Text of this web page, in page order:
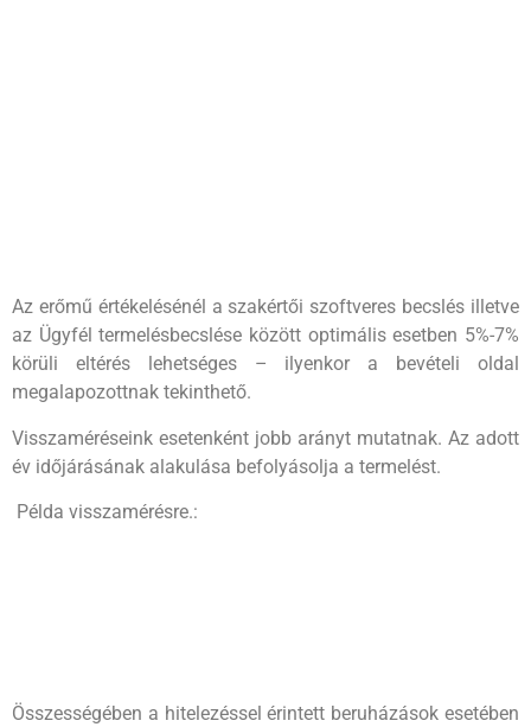
Az erőmű értékelésénél a szakértői szoftveres becslés illetve
az Ügyfél termelésbecslése között optimális esetben 5%-7%
körüli eltérés lehetséges – ilyenkor a bevételi oldal
megalapozottnak tekinthető.
Visszaméréseink esetenként jobb arányt mutatnak. Az adott
év időjárásának alakulása befolyásolja a termelést.
Példa visszamérésre.:
Összességében a hitelezéssel érintett beruházások esetében